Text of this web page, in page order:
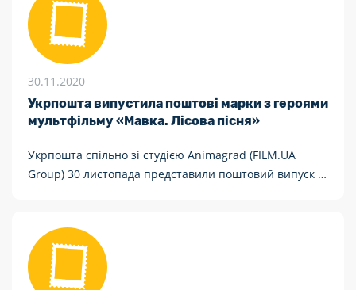
30.11.2020
Укрпошта випустила поштові марки з героями
мультфільму «Мавка. Лісова пісня»
Укрпошта спільно зі студією Animagrad (FILM.UA
Group) 30 листопада представили поштовий випуск із
Українки